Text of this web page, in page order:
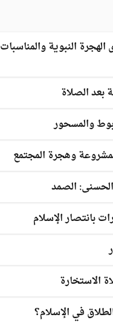
الهجرة النبوية والمناسبات
بعد الصلاة
والمسحور
وهجرة المجتمع
الصمد
بانتصار الإسلام
الاستخارة
في الإسلام؟